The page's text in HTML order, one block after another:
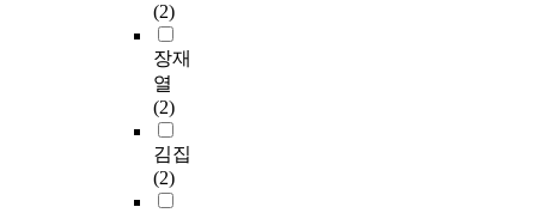
(2)
장재
열
(2)
김집
(2)